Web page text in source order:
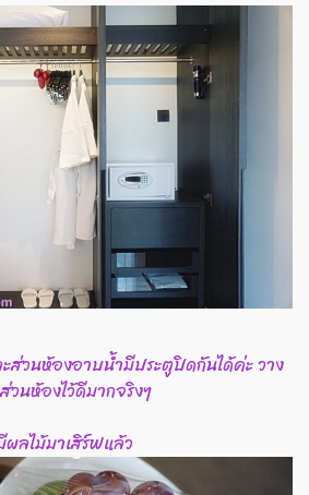
ส่วนห้องอาบน้ำมีประตูปิดกันได้ค่ะ วาง
วนห้องไว้ดีมากจริงๆ
ลไม้มาเสิร์ฟแล้ว